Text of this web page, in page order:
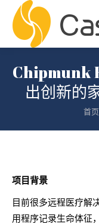
Chipmunk
出创新的
您
首页
项目背景
目前很多远程医疗解
用程序记录生命体征